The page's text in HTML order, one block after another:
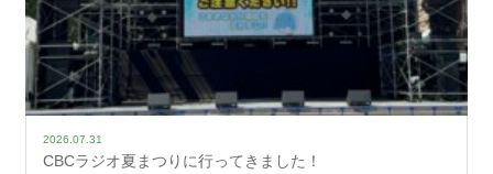
2026.07.31
CBCラジオ夏まつりに行ってきました！